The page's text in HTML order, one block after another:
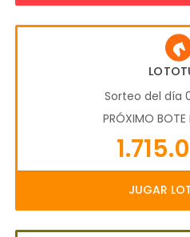
Sorteo del día
PRÓXIMO BOTE
JUGAR